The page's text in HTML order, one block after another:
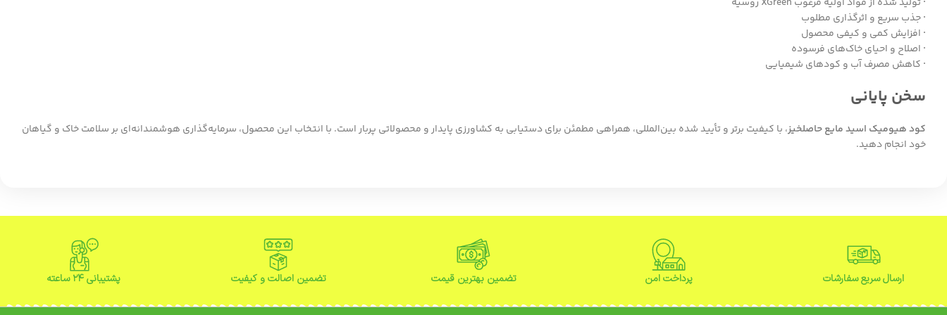
·جذب سریع و اثرگذاری مطلوب
· افزایش کمی و کیفی محصول
· اصلاح و احیای خاک‌های فرسوده
· کاهش مصرف آب و کودهای شیمیایی
سخن پایانی
کود هیومیک اسید مایع حاصلخیز، با کیفیت برتر و تأیید شده بین‌المللی، همراهی مطمئن برای دستیابی به کشاورزی پایدار و محصولاتی پربار است. با انتخاب این محصول، سرمایه‌گذاری هوشمندانه‌ای بر سلامت خاک و گیاهان
خود انجام دهید.
ارسال سریع سفارشات پرداخت امن تضمین بهترین قیمت تضمین اصالت و کیفیت پشتیبانی ۲۴ ساعته